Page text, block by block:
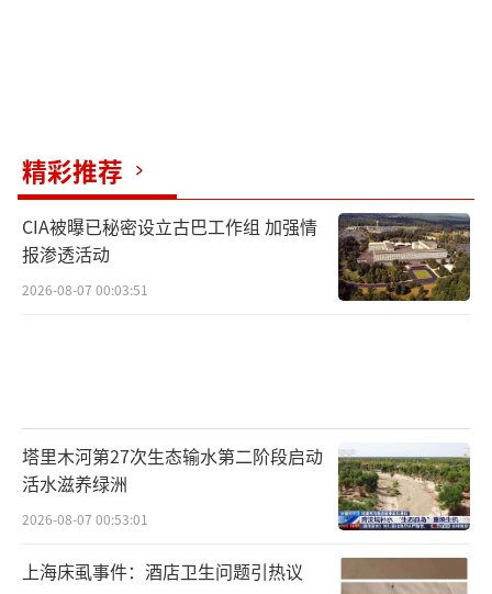
精彩推荐
CIA被曝已秘密设立古巴工作组 加强情
报渗透活动
2026-08-07 00:03:51
塔里木河第27次生态输水第二阶段启动
活水滋养绿洲
2026-08-07 00:53:01
上海床虱事件：酒店卫生问题引热议